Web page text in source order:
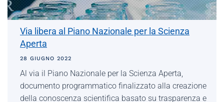
Via libera al Piano Nazionale per la Scienza
Aperta
28 GIUGNO 2022
Al via il Piano Nazionale per la Scienza Aperta,
documento programmatico finalizzato alla creazione
della conoscenza scientifica basato su trasparenza e